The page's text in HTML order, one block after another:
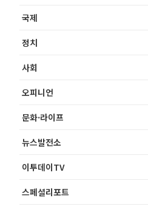
국제
정치
사회
오피니언
문화·라이프
뉴스발전소
이투데이TV
스페셜리포트